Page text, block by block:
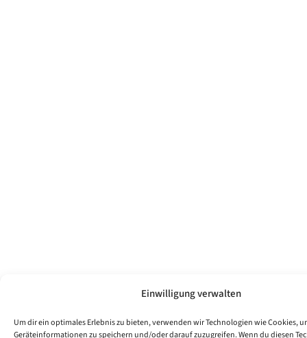
Einwilligung verwalten
Um dir ein optimales Erlebnis zu bieten, verwenden wir Technologien wie Cookies,
Geräteinformationen zu speichern und/oder darauf zuzugreifen. Wenn du diesen